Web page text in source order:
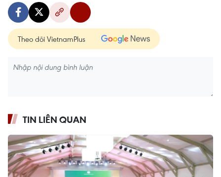
Theo dõi VietnamPlus
TIN LIÊN QUAN